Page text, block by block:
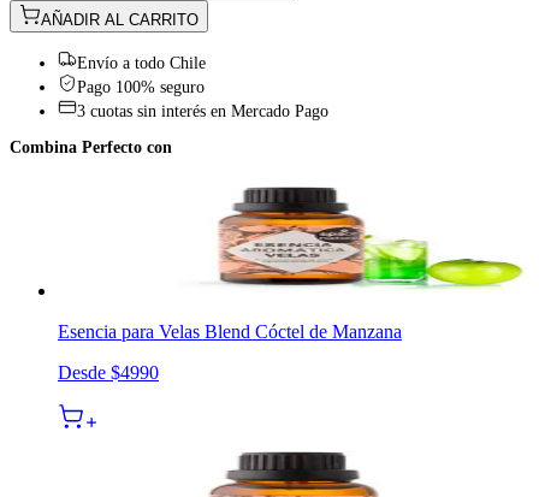
AÑADIR AL CARRITO
Envío a todo Chile
Pago 100% seguro
3 cuotas sin interés en Mercado Pago
Combina Perfecto con
Esencia para Velas Blend Cóctel de Manzana
Desde $4990